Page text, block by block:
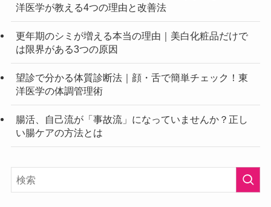
洋医学が教える4つの理由と改善法
更年期のシミが増える本当の理由｜美白化粧品だけで
は限界がある3つの原因
望診で分かる体質診断法｜顔・舌で簡単チェック！東
洋医学の体調管理術
腸活、自己流が「事故流」になっていませんか？正し
い腸ケアの方法とは